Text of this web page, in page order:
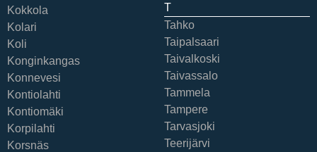
Kokkola
Kolari
Koli
Konginkangas
Konnevesi
Kontiolahti
Kontiomäki
Korpilahti
Korsnäs
T
Tahko
Taipalsaari
Taivalkoski
Taivassalo
Tammela
Tampere
Tarvasjoki
Teerijärvi